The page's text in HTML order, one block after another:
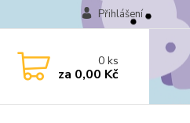
Přihlášení
0ks
za 0,00 Kč